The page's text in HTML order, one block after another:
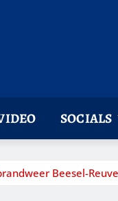
SOCIALS
Beesel-